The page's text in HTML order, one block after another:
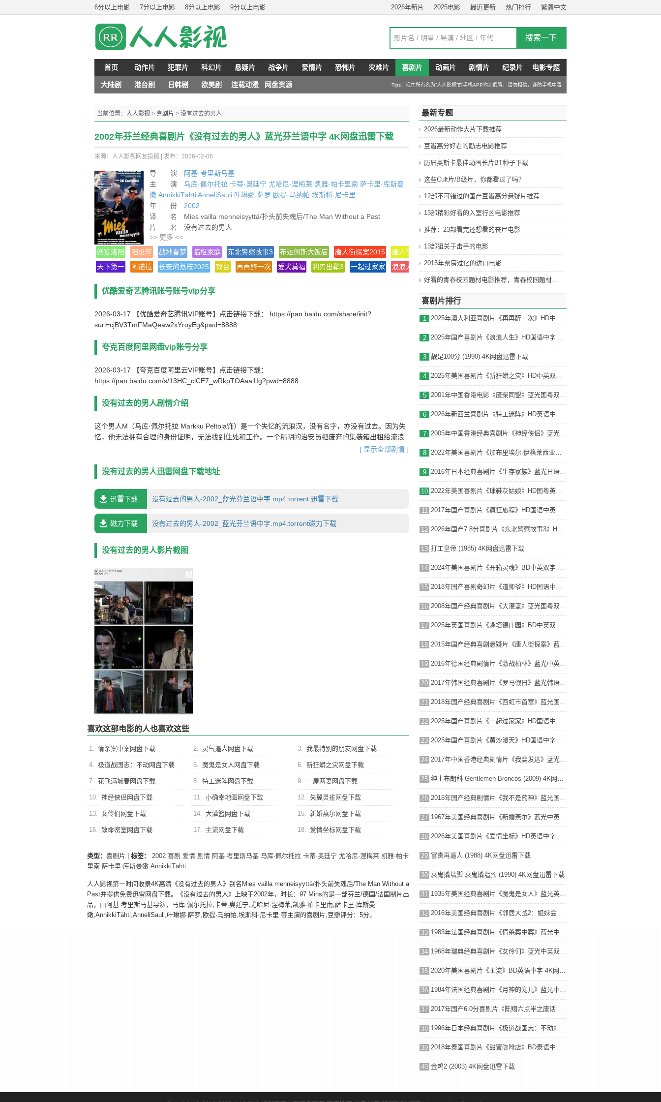
6分以上电影 7分以上电影 8分以上电影 9分以上电影 繁體中文
热门排行
最近更新
2025电影
2026年新片
首页 动作片 犯罪片 科幻片 悬疑片 战争片 爱情片 恐怖片 灾难片 喜剧片 动画片 剧情片 纪录片 电影专题
大陆剧 港台剧 日韩剧 欧美剧 连载动漫 网盘资源 Tips：现在所有名为“人人影视”的手机APP均为假冒，请勿相信，谨防手机中毒
当前位置： 人人影视 > 喜剧片 > 没有过去的男人
2002年芬兰经典喜剧片《没有过去的男人》蓝光芬兰语中字 4K网盘迅雷下载
来源：人人影视网友投稿 发布：2026-02-06
导 演
阿基·考里斯马基
主 演 马库·佩尔托拉 卡蒂·奥廷宁 尤哈尼·涅梅莱 凯雅·帕卡里南 萨卡里·库斯曼
嫩 AnnikkiTähtiAnneliSauli 叶琳娜·萨罗 欧提·马纳帕 埃斯科·尼卡里
年 份 2002
译 名 Mies vailla menneisyyttä/扑头前失魂后/The Man Without a Past
片 名 没有过去的男人
产 地 芬兰/德国/法国
类 别 喜剧/爱情/剧情
语 言 芬兰语
字 幕 中文字幕
豆瓣评分 8.5/10 from 26311 users
文件格式 x264 + ACC
视频尺寸 1920 x 1080
片 长 97 Mins
>> 更多 <<
妖宴洛阳
阳炎座 战地春梦 临租家庭 东北警察故事3 布达佩斯大饭店 唐人街探案2015
唐人街探案3
天下第一
阿诺拉 长安的荔枝2025 戏台 再再醉一次 爱犬莫福 利刃出鞘3 一起过家家 浪浪人生 特工迷阵
优酷爱奇艺腾讯账号账号vip分享
2026-03-17 【优酷爱奇艺腾讯VIP账号】点击链接下载： https://pan.baidu.com/share/init?
surl=cjBV3TmFMaQeaw2xYroyEg&pwd=8888
夸克百度阿里网盘vip账号分享
2026-03-17 【夸克百度阿里云VIP账号】点击链接下载：
https://pan.baidu.com/s/13HC_clCE7_wRkpTOAaa1Ig?pwd=8888
没有过去的男人剧情介绍
这个男人M（马库·佩尔托拉 Markku Peltola饰）是一个失忆的流浪汉，没有名字，亦没有过去。因为失
忆，他无法拥有合理的身份证明，无法找到住处和工作。一个精明的治安员把废弃的集装箱出租给流浪
人士作为居所，收取租金，男人也住了进去。在这里，各种同样苦难却心地善良 的人们，为男人的生活
助，两人的爱情也在苦难的日子中悄然萌芽。 男人似乎可以重新开始生活，却意外牵涉进一桩银行
劫案。警察的追查不但让男人陷入了麻烦的境地，还让他得知自己的身世，以及自己曾经拥有的家庭。
男人找到自己的妻子，却不知如何在本来已经消逝的过去和眼前的现实之间做出抉择。◎获奖情况
第75届奥斯卡金像奖(2003) 最佳外语片(提名) 阿基·考里斯马基 第55届戛纳电影节(2002) 主
竞赛单元 金棕榈奖(提名) 阿基·考里斯马基 主竞赛单元 评审团大奖 阿基·考里斯马基 主竞赛单元
最佳女演员 卡蒂·奥廷宁 天主教人道精神奖 阿基·考里斯马基
[ 显示全部剧情 ]
没有过去的男人迅雷网盘下载地址
迅雷下载 没有过去的男人-2002_蓝光芬兰语中字.mp4.torrent 迅雷下载
磁力下载 没有过去的男人-2002_蓝光芬兰语中字.mp4.torrent磁力下载
没有过去的男人影片截图
喜欢这部电影的人也喜欢这些
1. 情杀案中案网盘下载 2. 灵气逼人网盘下载 3. 我最特别的朋友网盘下载
4. 极道战国志：不动网盘下载 5. 魔鬼是女人网盘下载 6. 新狂蟒之灾网盘下载
7. 花飞满城春网盘下载 8. 特工迷阵网盘下载 9. 一屋两妻网盘下载
10. 神经侠侣网盘下载 11. 小确幸地图网盘下载 12. 失翼灵雀网盘下载
13. 女伶们网盘下载 14. 大灌篮网盘下载 15. 新婚燕尔网盘下载
16. 致命密室网盘下载 17. 主流网盘下载 18. 爱情坐标网盘下载
类型： 喜剧片 标签： 2002 喜剧 爱情 剧情 阿基·考里斯马基 马库·佩尔托拉 卡蒂·奥廷宁 尤哈尼·涅梅莱 凯雅·帕卡
里南 萨卡里·库斯曼嫩 AnnikkiTähti
人人影视第一时间收录4K高清《没有过去的男人》别名Mies vailla menneisyyttä/扑头前失魂后/The Man Without a
Past并提供免费迅雷网盘下载。《没有过去的男人》上映于2002年，时长：97 Mins的是一部芬兰/德国/法国制片出
品，由阿基·考里斯马基导演，马库·佩尔托拉,卡蒂·奥廷宁,尤哈尼·涅梅莱,凯雅·帕卡里南,萨卡里·库斯曼
嫩,AnnikkiTähti,AnneliSauli,叶琳娜·萨罗,欧提·马纳帕,埃斯科·尼卡里 等主演的喜剧片;豆瓣评分：5分。
最新专题
2026最新动作大片下载推荐
豆瓣高分好看的励志电影推荐
历届奥斯卡最佳动画长片BT种子下载
这些Cult片/B级片，你都看过了吗？
12部不可错过的国产豆瓣高分悬疑片推荐
13部精彩好看的入室行凶电影推荐
推荐：23部看完还想看的丧尸电影
13部狙关于击手的电影
2015年票房过亿的进口电影
好看的青春校园题材电影推荐，青春校园题材电影排行
喜剧片排行
1 2025年澳大利亚喜剧片《再再醉一次》HD中英双字 4K网盘迅雷下载
2 2025年国产喜剧片《浪浪人生》HD国语中字 4K网盘迅雷下载
3 靓足100分 (1990) 4K网盘迅雷下载
4 2025年美国喜剧片《新狂蟒之灾》HD中英双字 4K网盘迅雷下载
5 2001年中国香港电影《废柴同盟》蓝光国粤双语中字 4K网盘迅雷下载
6 2026年新西兰喜剧片《特工迷阵》HD英语中字 4K网盘迅雷下载
7 2005年中国香港经典喜剧片《神经侠侣》蓝光国粤双语中字 4K网盘迅雷下载
8 2022年美国喜剧片《加布里埃尔·伊格莱西亚斯：蓬松哥主场秀》HD英语中字 4K网盘迅雷下载
9 2016年日本经典喜剧片《生存家族》蓝光日语中字 4K网盘迅雷下载
10 2022年美国喜剧片《球鞋灰姑娘》HD国粤英三语中字 4K网盘迅雷下载
11 2017年国产喜剧片《疯狂旅程》HD国语中英双字 4K网盘迅雷下载
12 2026年国产7.8分喜剧片《东北警察故事3》HD国语中英双字 4K网盘迅雷下载
13 打工皇帝 (1985) 4K网盘迅雷下载
14 2024年美国喜剧片《开箱灵魂》BD中英双字 4K网盘迅雷下载
15 2018年国产喜剧奇幻片《道师爷》HD国语中字 4K网盘迅雷下载
16 2008年国产经典喜剧片《大灌篮》蓝光国粤双语中字 4K网盘迅雷下载
17 2025年英国喜剧片《趣塔德庄园》BD中英双字 4K网盘迅雷下载
18 2015年国产经典喜剧悬疑片《唐人街探案》蓝光国语中字 4K网盘迅雷下载
19 2016年德国经典剧情片《激战柏林》蓝光中英双字 4K网盘迅雷下载
20 2017年韩国经典喜剧片《罗马假日》蓝光韩语中字 4K网盘迅雷下载
21 2018年国产经典喜剧片《西虹市首富》蓝光国语中字 4K网盘迅雷下载
22 2025年国产喜剧片《一起过家家》HD国语中字 4K网盘迅雷下载
23 2025年国产喜剧片《黄沙漫天》HD国语中字 4K网盘迅雷下载
24 2017年中国香港经典剧情片《我要发达》蓝光国粤双语中字 4K网盘迅雷下载
25 绅士布朗科 Gentlemen Broncos (2009) 4K网盘迅雷下载
26 2018年国产经典剧情片《我不是药神》蓝光国语中字 4K网盘迅雷下载
27 1967年美国经典喜剧片《新婚燕尔》蓝光中英双字 4K网盘迅雷下载
28 2026年美国喜剧片《爱情坐标》HD英语中字 4K网盘迅雷下载
29 富贵再逼人 (1988) 4K网盘迅雷下载
30 衰鬼撬墙脚 衰鬼撬墻腳 (1990) 4K网盘迅雷下载
31 1935年美国经典喜剧片《魔鬼是女人》蓝光英语中字 4K网盘迅雷下载
32 2016年美国经典喜剧片《邻居大战2：姐妹会崛起》BD中英双字 4K网盘迅雷下载
33 1983年法国经典喜剧片《情杀案中案》蓝光中英双字 4K网盘迅雷下载
34 1968年瑞典经典喜剧片《女伶们》蓝光中英双字 4K网盘迅雷下载
35 2020年美国喜剧片《主流》BD英语中字 4K网盘迅雷下载
36 1984年法国经典喜剧片《月神的宠儿》蓝光中英双字 4K网盘迅雷下载
37 2017年国产6.0分喜剧片《陈翔六点半之废话少说》HD国语中字 4K网盘迅雷下载
38 1996年日本经典喜剧片《极道战国志：不动》蓝光日语中字 4K网盘迅雷下载
39 2018年泰国喜剧片《甜蜜咖啡店》BD泰语中字 4K网盘迅雷下载
40 金鸡2 (2003) 4K网盘迅雷下载